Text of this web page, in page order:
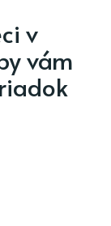
v
vám